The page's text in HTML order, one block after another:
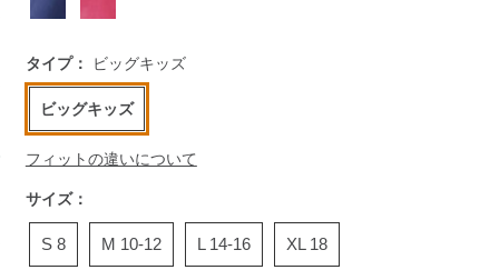
rain/g/P125170.html
タイプ： ビッグキッズ
ビッグキッズ
フィットの違いについて
サイズ：
S 8 M 10-12 L 14-16 XL 18